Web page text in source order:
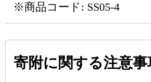
※商品コード: SS05-4
寄附に関する注意事